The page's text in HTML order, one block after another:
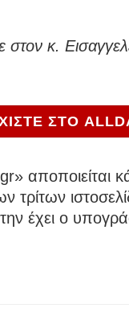
κ.
ΣΤΟ
αποποιείται
τρίτων
έχει ο